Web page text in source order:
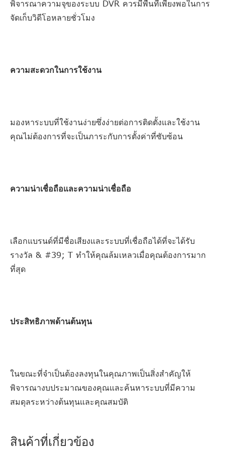
พิจารณาความจุของระบบ DVR ควรมีพื้นที่เพียงพอในการ
จัดเก็บวิดีโอหลายชั่วโมง
ความสะดวกในการใช้งาน
มองหาระบบที่ใช้งานง่ายซึ่งง่ายต่อการติดตั้งและใช้งาน
คุณไม่ต้องการที่จะเป็นภาระกับการตั้งค่าที่ซับซ้อน
ความน่าเชื่อถือและความน่าเชื่อถือ
เลือกแบรนด์ที่มีชื่อเสียงและระบบที่เชื่อถือได้ที่จะได้รับ
รางวัล & #39; T ทำให้คุณล้มเหลวเมื่อคุณต้องการมาก
ที่สุด
ประสิทธิภาพด้านต้นทุน
ในขณะที่จำเป็นต้องลงทุนในคุณภาพเป็นสิ่งสำคัญให้
พิจารณางบประมาณของคุณและค้นหาระบบที่มีความ
สมดุลระหว่างต้นทุนและคุณสมบัติ
สินค้าที่เกี่ยวข้อง